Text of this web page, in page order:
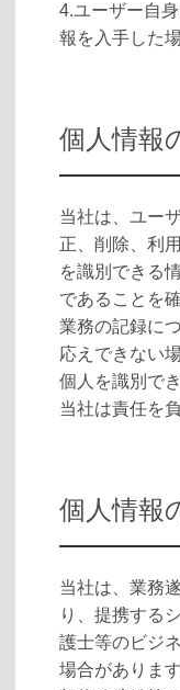
4.ユーザー自
報を入手した
個人情報
当社は、ユー
正、削除、利
を識別できる
であることを
業務の記録に
応えできない
個人を識別で
当社は責任を
個人情報
当社は、業務
り、提携する
護士等のビジ
場合がありま